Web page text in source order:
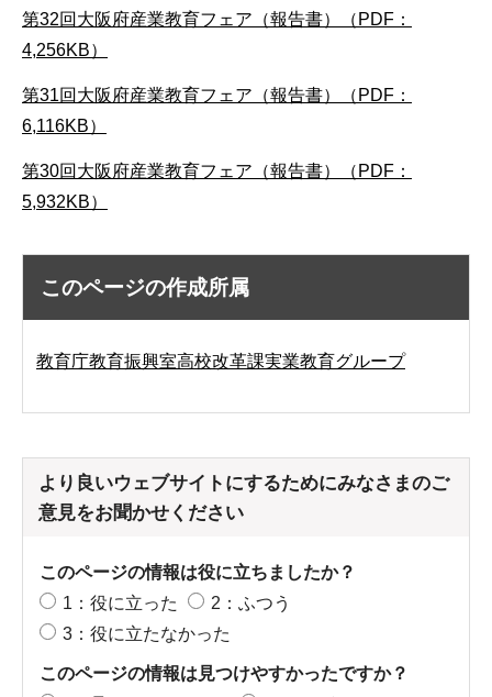
第32回大阪府産業教育フェア（報告書）（PDF：
4,256KB）
第31回大阪府産業教育フェア（報告書）（PDF：
6,116KB）
第30回大阪府産業教育フェア（報告書）（PDF：
5,932KB）
このページの作成所属
教育庁教育振興室高校改革課実業教育グループ
より良いウェブサイトにするためにみなさまのご
意見をお聞かせください
このページの情報は役に立ちましたか？
1：役に立った
2：ふつう
3：役に立たなかった
このページの情報は見つけやすかったですか？